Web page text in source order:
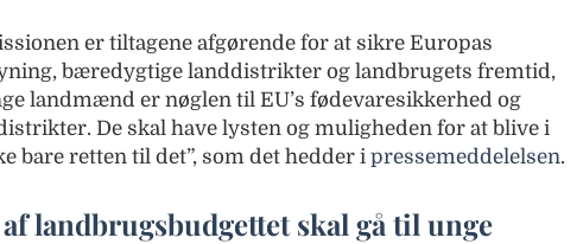
er tiltagene afgørende for at sikre Europas
bæredygtige landdistrikter og landbrugets fremtid,
landmænd er nøglen til EU’s fødevaresikkerhed og
De skal have lysten og muligheden for at blive i
bare retten til det”, som det hedder i pressemeddelelsen.
landbrugsbudgettet skal gå til unge